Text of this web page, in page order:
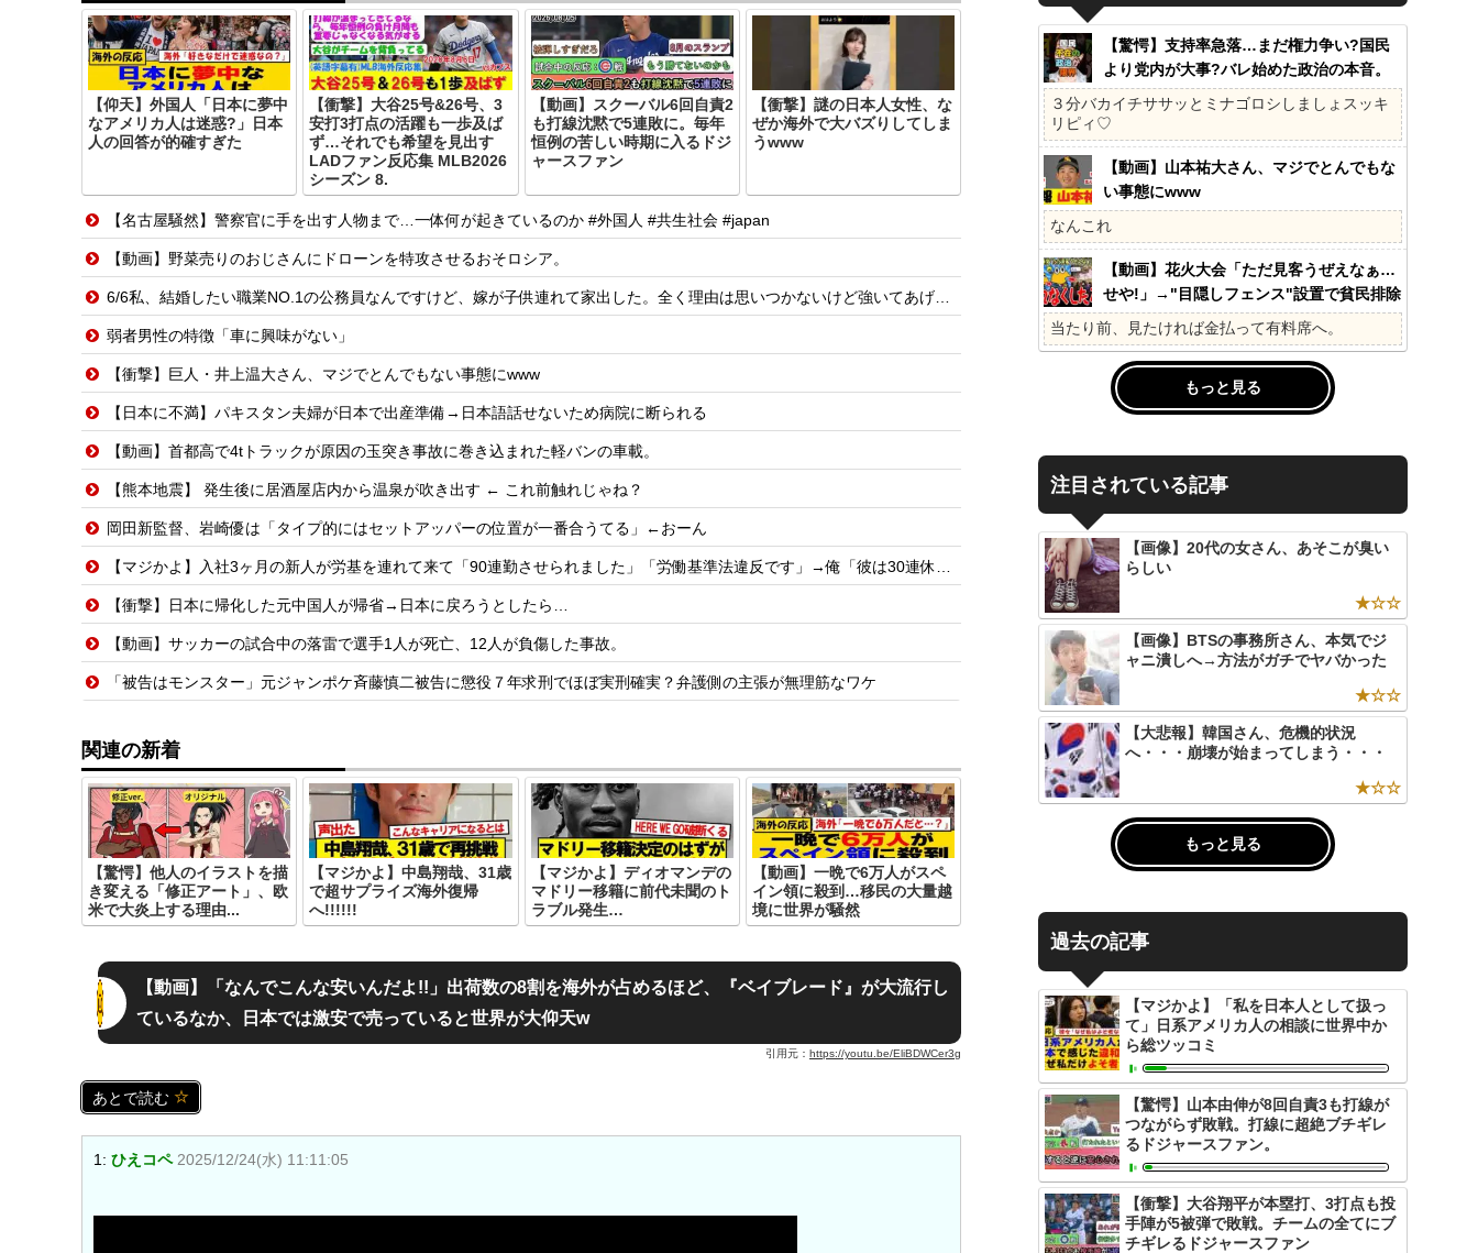
【仰天】外国人「日本に夢中
なアメリカ人は迷惑?」日本
人の回答が的確すぎた
【衝撃】大谷25号&26号、3
安打3打点の活躍も一歩及ば
ず…それでも希望を見出す
LADファン反応集 MLB2026
シーズン 8.
【動画】スクーバル6回自責2
も打線沈黙で5連敗に。毎年
恒例の苦しい時期に入るドジ
ャースファン
【衝撃】謎の日本人女性、な
ぜか海外で大バズりしてしま
うwww
【名古屋騒然】警察官に手を出す人物まで…一体何が起きているのか #外国人 #共生社会 #japan
【動画】野菜売りのおじさんにドローンを特攻させるおそロシア。
6/6私、結婚したい職業NO.1の公務員なんですけど、嫁が子供連れて家出した。全く理由は思いつかないけど強いてあげるとすれば母のせいかもしれない。嫁のせいでアトピー悪化しそう→
弱者男性の特徴「車に興味がない」
【衝撃】巨人・井上温大さん、マジでとんでもない事態にwww
【日本に不満】パキスタン夫婦が日本で出産準備→日本語話せないため病院に断られる
【動画】首都高で4tトラックが原因の玉突き事故に巻き込まれた軽バンの車載。
【熊本地震】 発生後に居酒屋店内から温泉が吹き出す ← これ前触れじゃね？
岡田新監督、岩崎優は「タイプ的にはセットアッパーの位置が一番合うてる」←おーん
【マジかよ】入社3ヶ月の新人が労基を連れて来て「90連勤させられました」「労働基準法違反です」→俺「彼は30連休中ですが?」
【衝撃】日本に帰化した元中国人が帰省→日本に戻ろうとしたら…
【動画】サッカーの試合中の落雷で選手1人が死亡、12人が負傷した事故。
「被告はモンスター」元ジャンポケ斉藤慎二被告に懲役７年求刑でほぼ実刑確実？弁護側の主張が無理筋なワケ
関連の新着
【驚愕】他人のイラストを描
き変える「修正アート」、欧
米で大炎上する理由...
【マジかよ】中島翔哉、31歳
で超サプライズ海外復帰
へ!!!!!!
【マジかよ】ディオマンデの
マドリー移籍に前代未聞のト
ラブル発生…
【動画】一晩で6万人がスペ
イン領に殺到…移民の大量越
境に世界が騒然
【動画】「なんでこんな安いんだよ!!」出荷数の8割を海外が占めるほど、『ベイブレード』が大流行し
ているなか、日本では激安で売っていると世界が大仰天w
引用元： https://youtu.be/EliBDWCer3g
あとで読む
1: ひえコペ 2025/12/24(水) 11:11:05
【驚愕】支持率急落…まだ権力争い?国民
より党内が大事?バレ始めた政治の本音。
41%の衝撃、その理由。選挙しか見てない
の?国民不在の政治が限界!
３分バカイチササッとミナゴロシしましょスッキ
リピィ♡
【動画】山本祐大さん、マジでとんでもな
い事態にwww
なんこれ
【動画】花火大会「ただ見客うぜえなぁ…
せや!」→"目隠しフェンス"設置で貧民排除
www
当たり前、見たければ金払って有料席へ。
もっと見る
注目されている記事
【画像】20代の女さん、あそこが臭い
らしい
★☆☆
【画像】BTSの事務所さん、本気でジ
ャニ潰しへ→方法がガチでヤバかった
★☆☆
【大悲報】韓国さん、危機的状況
へ・・・崩壊が始まってしまう・・・
★☆☆
もっと見る
過去の記事
【マジかよ】「私を日本人として扱っ
て」日系アメリカ人の相談に世界中か
ら総ツッコミ
【驚愕】山本由伸が8回自責3も打線が
つながらず敗戦。打線に超絶ブチギレ
るドジャースファン。
【衝撃】大谷翔平が本塁打、3打点も投
手陣が5被弾で敗戦。チームの全てにブ
チギレるドジャースファン